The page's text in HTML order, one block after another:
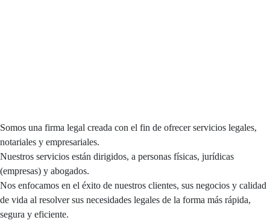
Somos una firma legal creada con el fin de ofrecer servicios legales,
notariales y empresariales.
Nuestros servicios están dirigidos, a personas físicas, jurídicas
(empresas) y abogados.
Nos enfocamos en el éxito de nuestros clientes, sus negocios y calidad
de vida al resolver sus necesidades legales de la forma más rápida,
segura y eficiente.